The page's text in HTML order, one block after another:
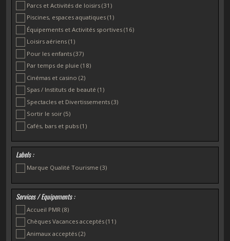
Plumeliau(1)
Tréguennec(1)
Parcs et Activités de loisirs(31)
Piscines, espaces aquatiques(1)
Équipements et Activités sportives(16)
Loisirs aériens(1)
Pour les enfants(37)
Par temps de pluie(18)
Cinémas et casino(2)
Spas / Instituts de beauté(1)
Spectacles et Divertissements(3)
Sortir le soir(5)
Cafés, bars et pubs(1)
Labels :
Marque Qualité Tourisme(3)
Services / Equipements :
Accueil PMR(8)
Chèques Vacances acceptés(11)
Animaux acceptés(2)